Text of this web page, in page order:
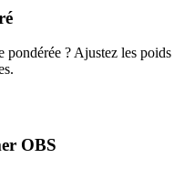
pondérée ? Ajustez les
OBS